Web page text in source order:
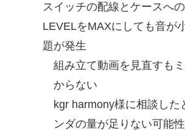
スイッチの配線とケースへ
LEVELをMAXにしても音が
題が発生
組み立て動画を見直すも
からない
kgr harmony様に相談した
ンダの量が足りない可能